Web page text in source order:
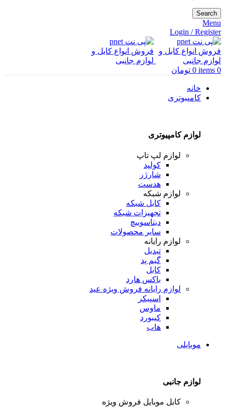
Search
Menu
Login / Register
0
items
0 تومان
خانه
کامپیوتری
لوازم کامپیوتری
لوازم لپ تاپ
کولپد
شارژر
هدست
لوازم شبکه
کابل شبکه
تجهیزات شبکه
دیتاسوییچ
سایر محصولات
لوازم رایانه
تبدیل
گیم پد
کابل
باکس هارد
لوازم رایانه فروش ویژه عید
اسپیکر
ماوس
کیبورد
هاب
موبایلی
لوازم جانبی
کابل موبایل فروش ویژه